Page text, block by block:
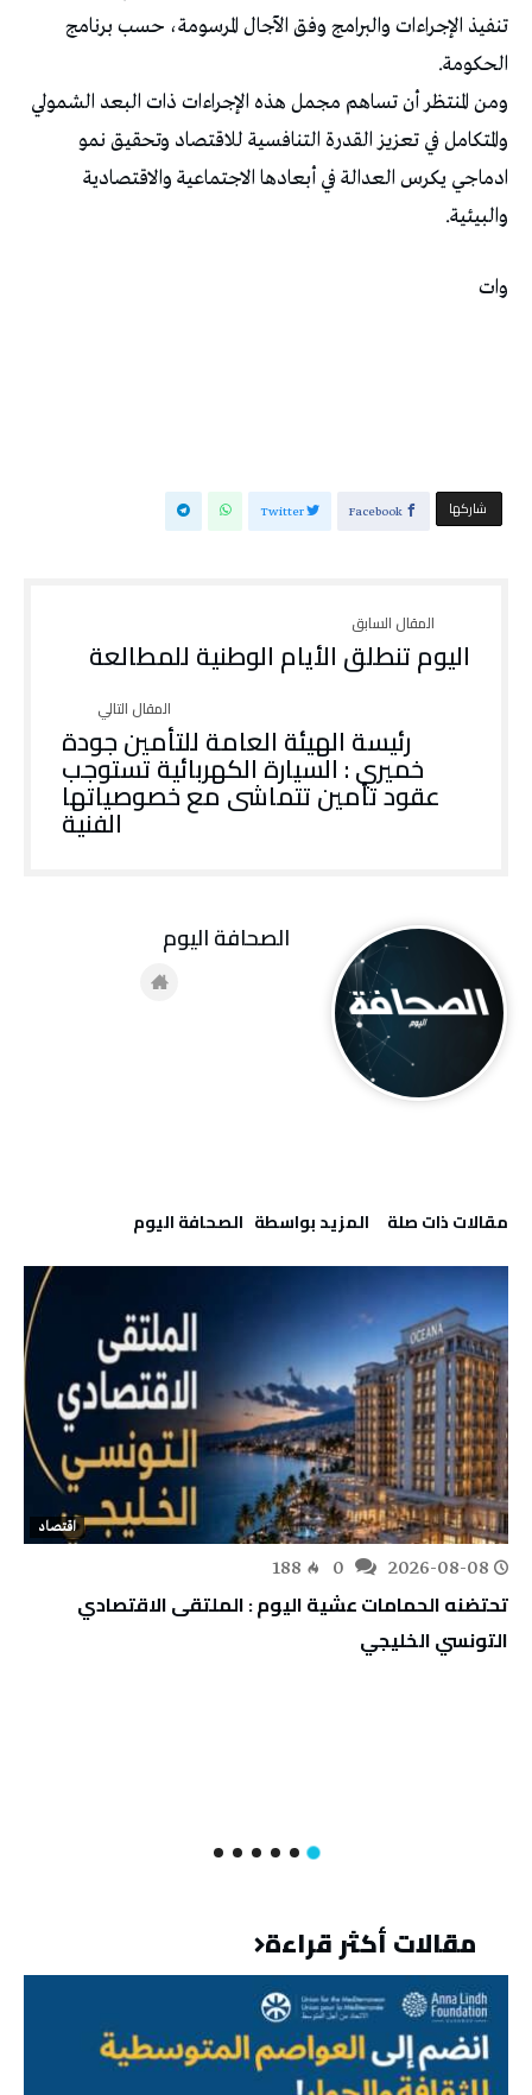
تنفيذ الإجراءات والبرامج وفق الآجال المرسومة، حسب برنامج
الحكومة.
ومن المنتظر أن تساهم مجمل هذه الإجراءات ذات البعد الشمولي
والمتكامل في تعزيز القدرة التنافسية للاقتصاد وتحقيق نمو
ادماجي يكرس العدالة في أبعادها الاجتماعية والاقتصادية
والبيئية.
وات
‫‫ شاركها‬ Facebook
Twitter
اليوم تنطلق الأيام الوطنية للمطالعة
رئيسة الهيئة العامة للتأمين جودة
خميري : السيارة الكهربائية تستوجب
عقود تأمين تتماشى مع خصوصياتها
الفنية
‫مقالات ذات صلة‬ ‫‫المزيد بواسطة‬ ‬ ‭ ‬الصحافة‭ ‬اليوم
اقتصاد
2026-08-08
188
تحتضنه الحمامات عشية اليوم : الملتقى الاقتصادي
التونسي الخليجي
مقالات أكثر قراءة